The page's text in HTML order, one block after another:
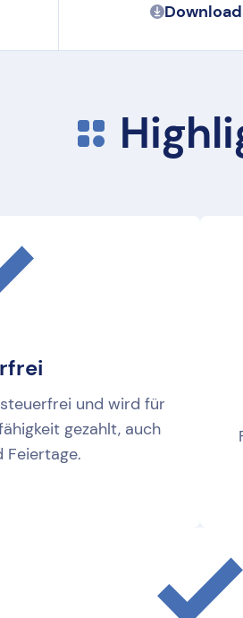
und wird für
gezahlt, auch
Feiertage.